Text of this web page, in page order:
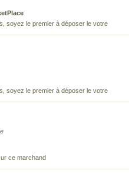
soyez le premier à déposer le votre
soyez le premier à déposer le votre
ce marchand